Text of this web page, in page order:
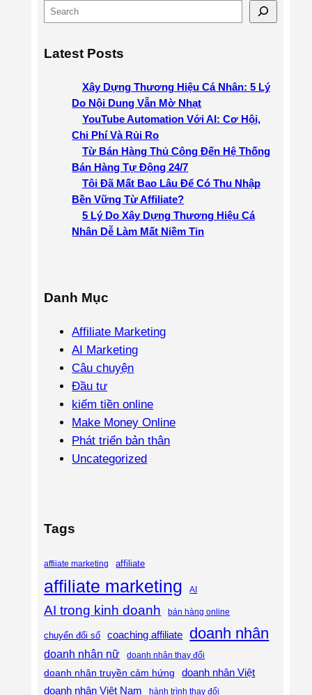
S
e
r
Latest Posts
Xây Dựng Thương Hiệu Cá Nhân: 5 Lý
Do Nội Dung Vẫn Mờ Nhạt
YouTube Automation Với AI: Cơ Hội,
Chi Phí Và Rủi Ro
Từ Bán Hàng Thủ Công Đến Hệ Thống
Bán Hàng Tự Động 24/7
Tôi Đã Mất Bao Lâu Để Có Thu Nhập
Bền Vững Từ Affiliate?
5 Lý Do Xây Dựng Thương Hiệu Cá
Nhân Dễ Làm Mất Niềm Tin
Danh Mục
Affiliate Marketing
AI Marketing
Câu chuyện
Đầu tư
kiếm tiền online
Make Money Online
Phát triển bản thân
Uncategorized
Tags
affiiate marketing affiliate
affiliate marketing AI
AI trong kinh doanh bán hàng online
chuyển đổi số coaching affiliate doanh nhân
doanh nhân nữ doanh nhân thay đổi
doanh nhân truyền cảm hứng
doanh nhân Việt
doanh nhân Việt Nam
hành trình thay đổi